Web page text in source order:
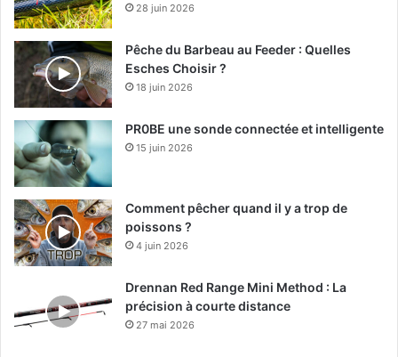
28 juin 2026
Pêche du Barbeau au Feeder : Quelles
Esches Choisir ?
18 juin 2026
PR0BE une sonde connectée et intelligente
15 juin 2026
Comment pêcher quand il y a trop de
poissons ?
4 juin 2026
Drennan Red Range Mini Method : La
précision à courte distance
27 mai 2026